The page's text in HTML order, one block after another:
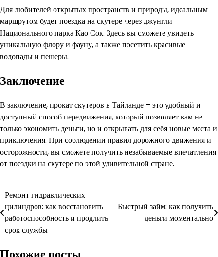
Для любителей открытых пространств и природы, идеальным
маршрутом будет поездка на скутере через джунгли
Национального парка Као Сок. Здесь вы сможете увидеть
уникальную флору и фауну, а также посетить красивые
водопады и пещеры.
Заключение
В заключение, прокат скутеров в Тайланде – это удобный и
доступный способ передвижения, который позволяет вам не
только экономить деньги, но и открывать для себя новые места и
приключения. При соблюдении правил дорожного движения и
осторожности, вы сможете получить незабываемые впечатления
от поездки на скутере по этой удивительной стране.
Навигация
по
записям
Ремонт гидравлических
цилиндров: как восстановить
работоспособность и продлить
срок службы
Быстрый займ: как получить
деньги моментально